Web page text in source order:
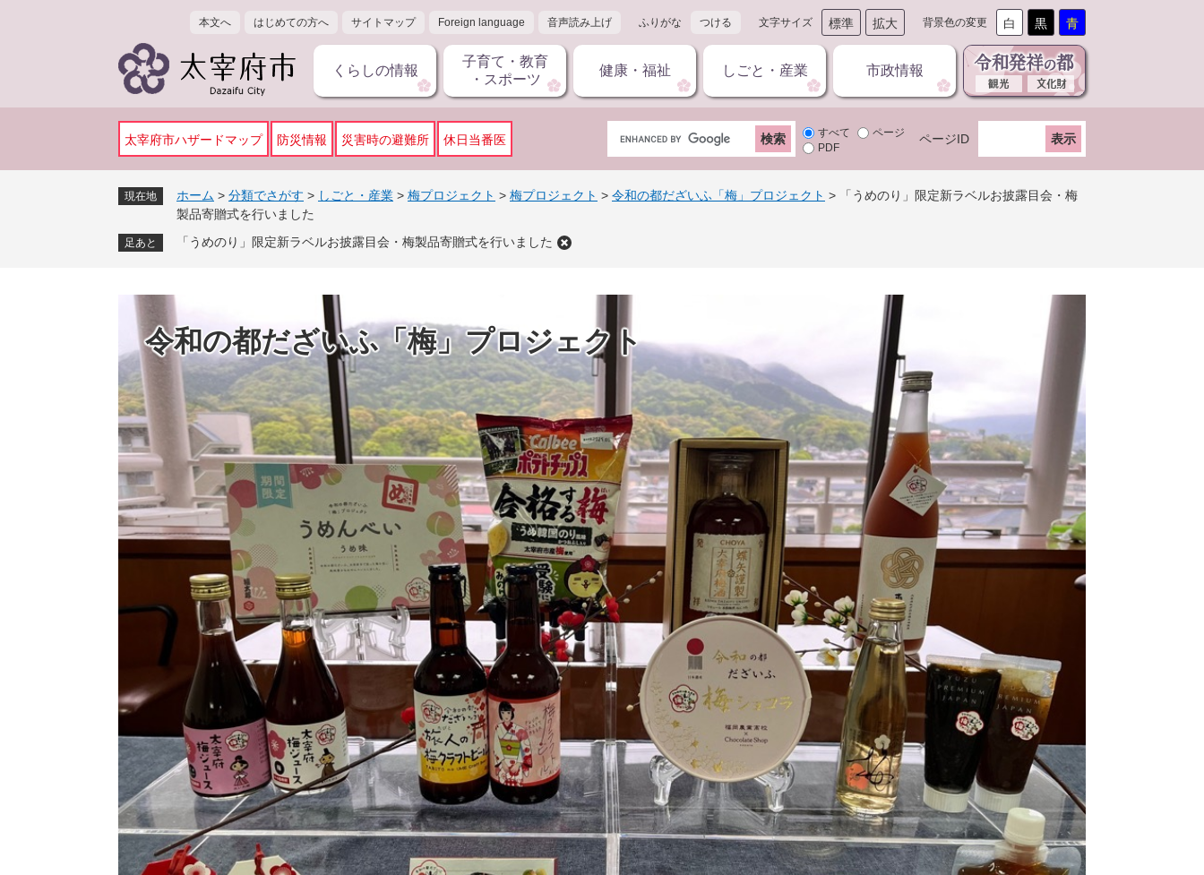
本文へ はじめての方へ サイトマップ Foreign language 音声読み上げ ふりがな つける 文字サイズ 標準 拡大 背景色の変更 白 黒 青
くらしの情報
子育て・教育
・スポーツ
健康・福祉 しごと・産業 市政情報
太宰府市ハザードマップ 防災情報 災害時の避難所 休日当番医
G
o
g
すべて
ページ
PDF
ページID
現在地 ホーム > 分類でさがす > しごと・産業 > 梅プロジェクト > 梅プロジェクト > 令和の都だざいふ「梅」プロジェクト >
「うめのり」限定新ラベルお披露目会・梅
製品寄贈式を行いました
足あと 「うめのり」限定新ラベルお披露目会・梅製品寄贈式を行いました
令和の都だざいふ「梅」プロジェクト